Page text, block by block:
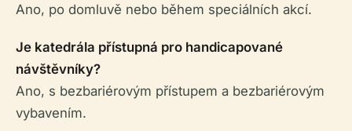
Ano, po domluvě nebo během speciálních akcí.
Je katedrála přístupná pro handicapované
návštěvníky?
Ano, s bezbariérovým přístupem a bezbariérovým
vybavením.